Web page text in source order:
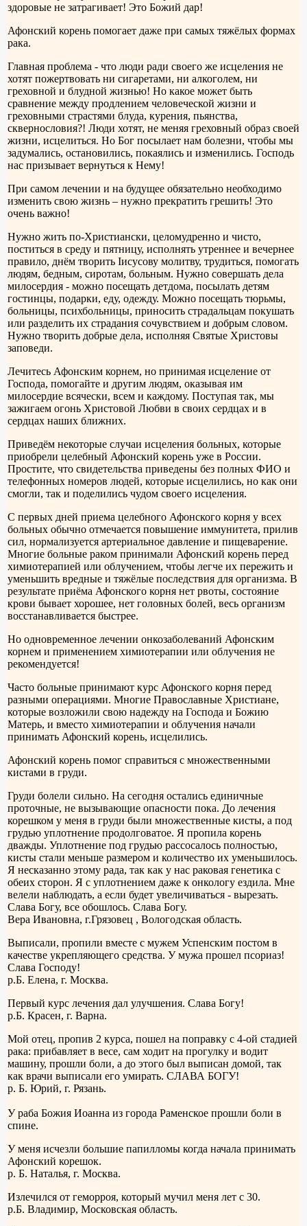
здоровые не затрагивает! Это Божий дар!
Афонский корень помогает даже при самых тяжёлых формах
рака.
Главная проблема - что люди ради своего же исцеления не
хотят пожертвовать ни сигаретами, ни алкоголем, ни
греховной и блудной жизнью! Но какое может быть
сравнение между продлением человеческой жизни и
греховными страстями блуда, курения, пьянства,
сквернословия?! Люди хотят, не меняя греховный образ своей
жизни, исцелиться. Но Бог посылает нам болезни, чтобы мы
задумались, остановились, покаялись и изменились. Господь
нас призывает вернуться к Нему!
При самом лечении и на будущее обязательно необходимо
изменить свою жизнь – нужно прекратить грешить! Это
очень важно!
Нужно жить по-Христиански, целомудренно и чисто,
поститься в среду и пятницу, исполнять утреннее и вечернее
правило, днём творить Iисусову молитву, трудиться, помогать
людям, бедным, сиротам, больным. Нужно совершать дела
милосердия - можно посещать детдома, посылать детям
гостинцы, подарки, еду, одежду. Можно посещать тюрьмы,
больницы, психбольницы, приносить страдальцам покушать
или разделить их страдания сочувствием и добрым словом.
Нужно творить добрые дела, исполняя Святые Христовы
заповеди.
Лечитесь Афонским корнем, но принимая исцеление от
Господа, помогайте и другим людям, оказывая им
милосердие всячески, всем и каждому. Поступая так, мы
зажигаем огонь Христовой Любви в своих сердцах и в
сердцах наших ближних.
Приведём некоторые случаи исцеления больных, которые
приобрели целебный Афонский корень уже в России.
Простите, что свидетельства приведены без полных ФИО и
телефонных номеров людей, которые исцелились, но как они
смогли, так и поделились чудом своего исцеления.
С первых дней приема целебного Афонского корня у всех
больных обычно отмечается повышение иммунитета, прилив
сил, нормализуется артериальное давление и пищеварение.
Многие больные раком принимали Афонский корень перед
химиотерапией или облучением, чтобы легче их пережить и
уменьшить вредные и тяжёлые последствия для организма. В
результате приёма Афонского корня нет рвоты, состояние
крови бывает хорошее, нет головных болей, весь организм
восстанавливается быстрее.
Но одновременное лечении онкозаболеваний Афонским
корнем и применением химиотерапии или облучения не
рекомендуется!
Часто больные принимают курс Афонского корня перед
разными операциями. Многие Православные Христиане,
которые возложили свою надежду на Господа и Божию
Матерь, и вместо химиотерапии и облучения начали
принимать Афонский корень, исцелились.
Афонский корень помог справиться с множественными
кистами в груди.
Груди болели сильно. На сегодня остались единичные
проточные, не вызывающие опасности пока. До лечения
корешком у меня в груди были множественные кисты, а под
грудью уплотнение продолговатое. Я пропила корень
дважды. Уплотнение под грудью рассосалось полностью,
кисты стали меньше размером и количество их уменьшилось.
Я несказанно этому рада, так как у нас раковая генетика с
обеих сторон. Я с уплотнением даже к онкологу ездила. Мне
велели наблюдать, а если будет увеличиваться - вырезать.
Слава Богу, все обошлось. Слава Богу.
Вера Ивановна, г.Грязовец , Вологодская область.
Выписали, пропили вместе с мужем Успенским постом в
качестве укрепляющего средства. У мужа прошел псориаз!
Слава Господу!
р.Б. Елена, г. Москва.
Первый курс лечения дал улучшения. Слава Богу!
р.Б. Красен, г. Варна.
Мой отец, пропив 2 курса, пошел на поправку с 4-ой стадией
рака: прибавляет в весе, сам ходит на прогулку и водит
машину, прошли боли, а до этого был выписан домой, так
как врачи выписали его умирать. СЛАВА БОГУ!
р. Б. Юрий, г. Рязань.
У раба Божия Иоанна из города Раменское прошли боли в
спине.
У меня исчезли большие папилломы когда начала принимать
Афонский корешок.
р. Б. Наталья, г. Москва.
Излечился от геморроя, который мучил меня лет с 30.
р.Б. Владимир, Московская область.